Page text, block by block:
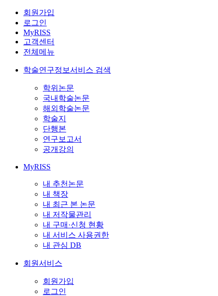
회원가입
로그인
MyRISS
고객센터
전체메뉴
학술연구정보서비스 검색
학위논문
국내학술논문
해외학술논문
학술지
단행본
연구보고서
공개강의
MyRISS
내 추천논문
내 책장
내 최근 본 논문
내 저작물관리
내 구매·신청 현황
내 서비스 사용권한
내 관심 DB
회원서비스
회원가입
로그인